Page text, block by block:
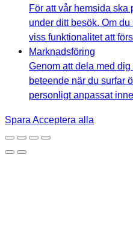
För att vår hemsida ska
under ditt besök. Om
viss funktionalitet att
Marknadsföring
Genom att dela med
beteende när du surfar
personligt anpassat
Spara Acceptera alla